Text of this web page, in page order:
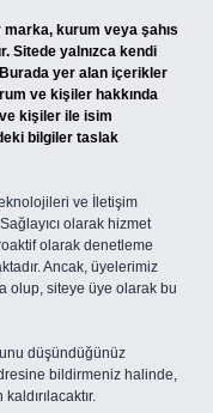
kurum veya şahıs
Sitede yalnızca kendi
Burada yer alan içerikler
ve kişiler hakkında
kişiler ile isim
bilgiler taslak
ve İletişim
olarak hizmet
olarak denetleme
Ancak, üyelerimiz
olup, siteye üye olarak bu
düşündüğünüz
bildirmeniz halinde,